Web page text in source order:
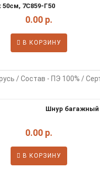
0.00 р.
В КОРЗИНУ
/ Состав - ПЭ 100% /
Шнур багажный
0.00 р.
В КОРЗИНУ